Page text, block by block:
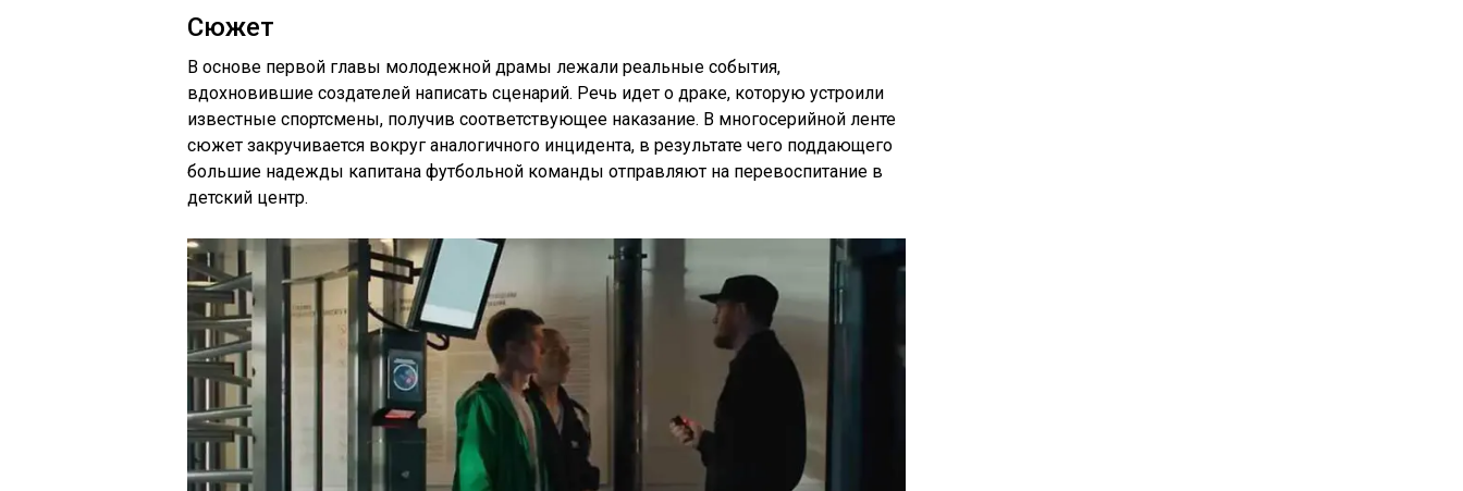
Сюжет
В основе первой главы молодежной драмы лежали реальные события,
вдохновившие создателей написать сценарий. Речь идет о драке, которую устроили
известные спортсмены, получив соответствующее наказание. В многосерийной ленте
сюжет закручивается вокруг аналогичного инцидента, в результате чего поддающего
большие надежды капитана футбольной команды отправляют на перевоспитание в
детский центр.